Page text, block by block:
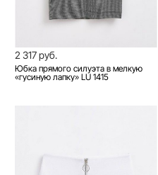
2 317 руб.
Юбка прямого силуэта в мелкую
«гусиную лапку» LU 1415